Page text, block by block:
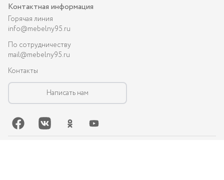
Контактная информация
Горячая линия
info@mebelny95.ru
По сотрудничеству
mail@mebelny95.ru
Контакты
Написать нам